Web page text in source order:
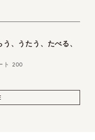
、うたう、たべる、
ト 200